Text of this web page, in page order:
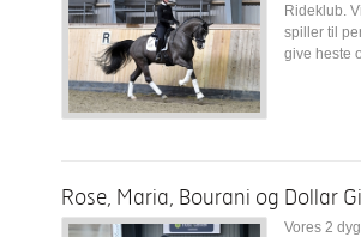
Rideklub.
spiller til
give heste
Rose, Maria, Bourani og Dollar
Vores 2